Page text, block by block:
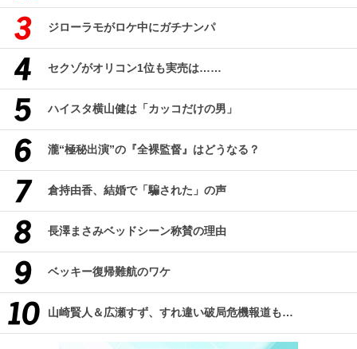
ジローラモがロケ中にガチナンパ
セクゾがオリコン1位も実売は……
ハイスタ横山健は「カッコだけの男」
瀧“極秘出演”の『全裸監督』はどうなる？
倉持由香、結婚で「騙された」の声
長澤まさみベッドシーン称賛の理由
ベッキー復帰難航のワケ
山崎賢人＆広瀬すず、すれ違い破局危機報道も…